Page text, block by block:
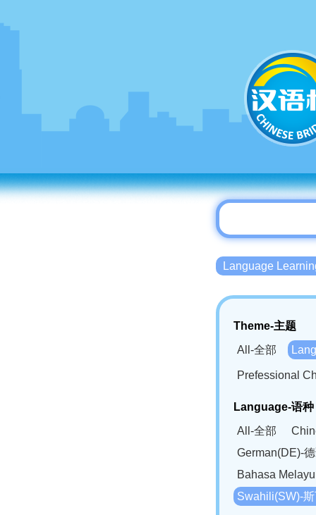
Language
Theme-主题
All-全部
Prefessional
Language-语种
All-全部
German(DE)-
Bahasa
Swahili(SW)-